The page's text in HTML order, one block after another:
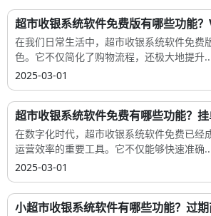
超市收银系统软件免费版有哪些功能
在我们日常生活中，超市收银系统软件免费
色。它不仅简化了购物流程，还极大地提升
2025-03-01
超市收银系统软件免费有哪些功能？
在数字化时代，超市收银系统软件免费已经
运营效率的重要工具。它不仅能够快速准确
2025-03-01
小超市收银系统软件有哪些功能？过